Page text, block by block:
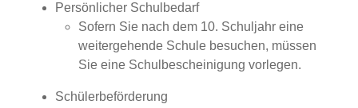
Persönlicher Schulbedarf
Sofern Sie nach dem 10. Schuljahr eine
weitergehende Schule besuchen, müssen
Sie eine Schulbescheinigung vorlegen.
Schülerbeförderung